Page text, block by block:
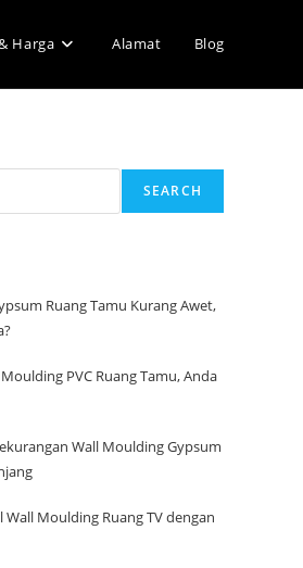
Harga Alamat Blog
SEARCH
Ruang Tamu Kurang Awet,
PVC Ruang Tamu, Anda
Wall Moulding Gypsum
Moulding Ruang TV dengan